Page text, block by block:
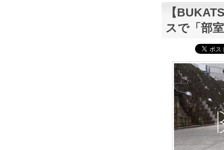
【
スで「部